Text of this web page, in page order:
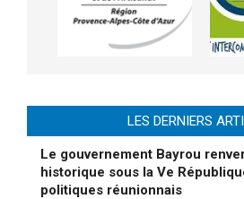
LES DERNIERS
Le gouvernement Bayrou
historique sous la Ve
politiques réunionnais